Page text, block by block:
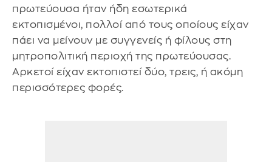
πρωτεύουσα ήταν ήδη εσωτερικά
εκτοπισμένοι, πολλοί από τους οποίους είχαν
πάει να μείνουν με συγγενείς ή φίλους στη
μητροπολιτική περιοχή της πρωτεύουσας.
Αρκετοί είχαν εκτοπιστεί δύο, τρεις, ή ακόμη
περισσότερες φορές.